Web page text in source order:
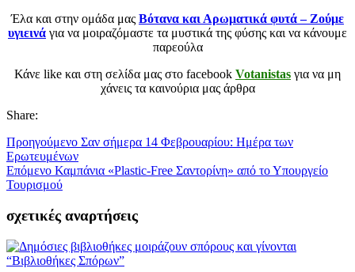
Έλα και στην ομάδα μας Βότανα και Αρωματικά φυτά – Ζούμε
υγιεινά για να μοιραζόμαστε τα μυστικά της φύσης και να κάνουμε
παρεούλα
Κάνε like και στη σελίδα μας στο facebook Votanistas για να μη
χάνεις τα καινούρια μας άρθρα
Share:
Προηγούμενο Σαν σήμερα 14 Φεβρουαρίου: Ημέρα των
Ερωτευμένων
Επόμενο Καμπάνια «Plastic-Free Σαντορίνη» από το Υπουργείο
Τουρισμού
σχετικές αναρτήσεις